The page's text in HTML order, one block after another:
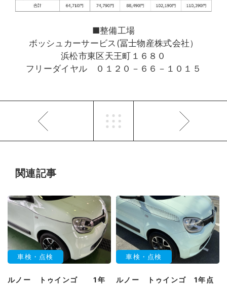
■整備工場
ボッシュカーサービス(冨士物産株式会社）
浜松市東区天王町１６８０
フリーダイヤル ０１２０－６６－１０１５
関連記事
車検・点検
ルノー トゥインゴ 1年
車検・点検
ルノー トゥインゴ 1年点